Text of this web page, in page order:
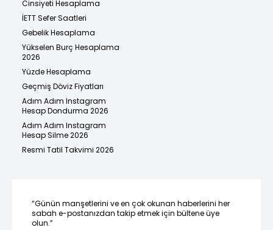
Cinsiyeti Hesaplama
İETT Sefer Saatleri
Gebelik Hesaplama
Yükselen Burç Hesaplama
2026
Yüzde Hesaplama
Geçmiş Döviz Fiyatları
Adım Adım Instagram
Hesap Dondurma 2026
Adım Adım Instagram
Hesap Silme 2026
Resmi Tatil Takvimi 2026
“Günün manşetlerini ve en çok okunan haberlerini her
sabah e-postanızdan takip etmek için bültene üye
olun.”